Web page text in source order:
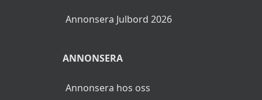
Annonsera Julbord 2026
ANNONSERA
Annonsera hos oss